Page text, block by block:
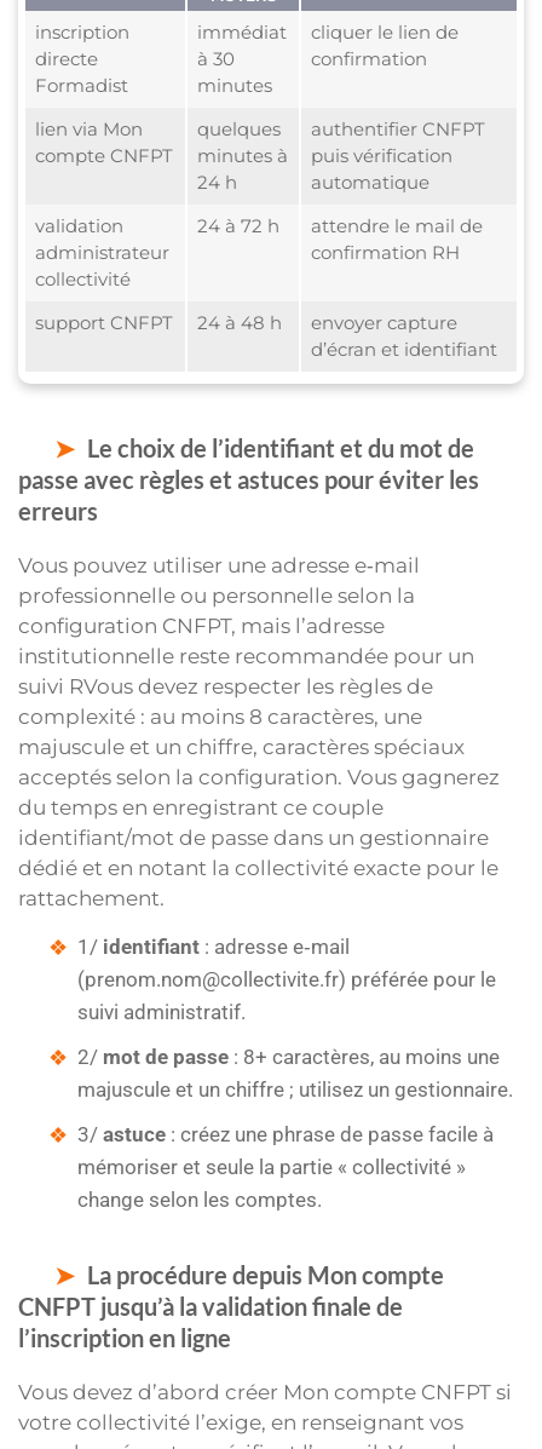
inscription
directe
Formadist
immédiat
à 30
minutes
cliquer le lien de
confirmation
lien via Mon
compte CNFPT
quelques
minutes à
24 h
authentifier CNFPT
puis vérification
automatique
validation
administrateur
collectivité
24 à 72 h
attendre le mail de
confirmation RH
support CNFPT 24 à 48 h
envoyer capture
d’écran et identifiant
Le choix de l’identifiant et du mot de
passe avec règles et astuces pour éviter les
erreurs
Vous pouvez utiliser une adresse e‑mail
professionnelle ou personnelle selon la
configuration CNFPT, mais l’adresse
institutionnelle reste recommandée pour un
suivi RVous devez respecter les règles de
complexité : au moins 8 caractères, une
majuscule et un chiffre, caractères spéciaux
acceptés selon la configuration. Vous gagnerez
du temps en enregistrant ce couple
identifiant/mot de passe dans un gestionnaire
dédié et en notant la collectivité exacte pour le
rattachement.
1/ identifiant : adresse e‑mail
(prenom.nom@collectivite.fr) préférée pour le
suivi administratif.
2/ mot de passe : 8+ caractères, au moins une
majuscule et un chiffre ; utilisez un gestionnaire.
3/ astuce : créez une phrase de passe facile à
mémoriser et seule la partie « collectivité »
change selon les comptes.
La procédure depuis Mon compte
CNFPT jusqu’à la validation finale de
l’inscription en ligne
Vous devez d’abord créer Mon compte CNFPT si
votre collectivité l’exige, en renseignant vos